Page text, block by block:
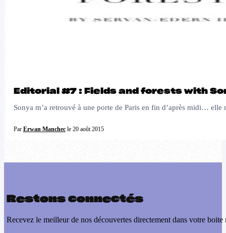
Editorial #7 : Fields and forests with
Sonya m’a retrouvé à une porte de Paris en fin d’après midi…
Par Erwan Manchecle 20 août 2015
Restons connectés
Recevez le meilleur de nos découvertes directement dans votre boite